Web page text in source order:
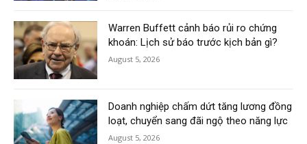
Warren Buffett cảnh báo rủi ro chứng
khoán: Lịch sử báo trước kịch bản gì?
August 5, 2026
Doanh nghiệp chấm dứt tăng lương đồng
loạt, chuyển sang đãi ngộ theo năng lực
August 5, 2026